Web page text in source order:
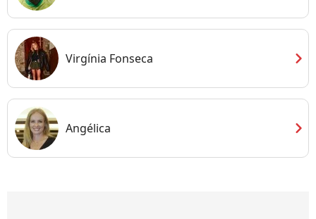
Virgínia Fonseca chevron_right
Angélica chevron_right